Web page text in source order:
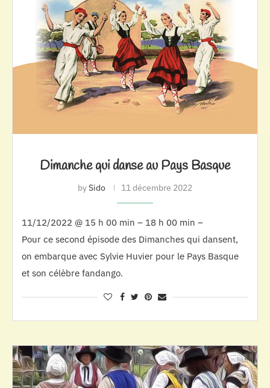
Dimanche qui danse au Pays Basque
bySido 11 décembre 2022
11/12/2022 @ 15 h 00 min – 18 h 00 min –
Pour ce second épisode des Dimanches qui dansent,
on embarque avec Sylvie Huvier pour le Pays Basque
et son célèbre fandango.